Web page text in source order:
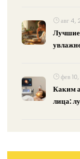
авг 4,
Лучшие
фев
Каким
лица: